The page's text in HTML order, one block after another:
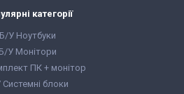
підключення,
клавіатура, миша,
гарантійний талон,
видаткова накладна
категорії
Б/У Ноутбуки
У Монітори
ПК + монітор
блоки